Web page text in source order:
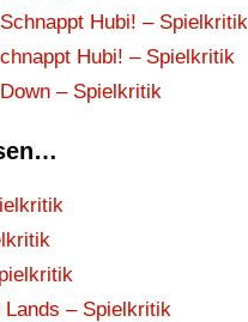
Schnappt Hubi! – Spielkritik
Hubi! – Spielkritik
Down – Spielkritik
Lands – Spielkritik